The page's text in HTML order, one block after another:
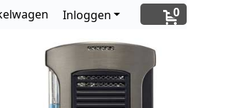
0
Inloggen